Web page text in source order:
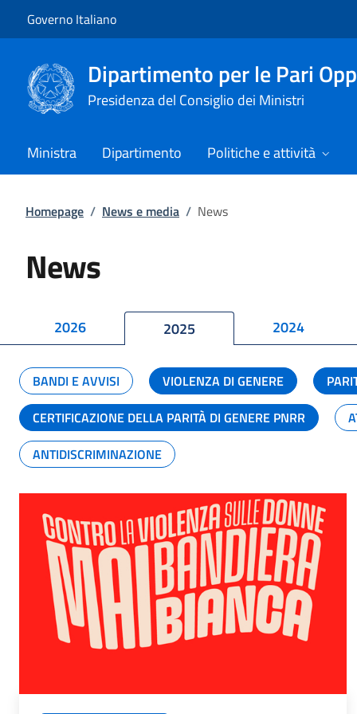
Governo Italiano
Dipartimento per le Pari
Presidenza del Consiglio dei Ministri
Ministra Dipartimento Politiche e attività
Homepage / News e media / News
News
2026 2025 2024
BANDI E AVVISI VIOLENZA DI GENERE
CERTIFICAZIONE DELLA PARITÀ DI GENERE PNRR
ANTIDISCRIMINAZIONE